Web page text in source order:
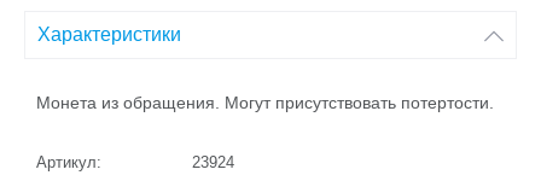
Характеристики
Монета из обращения. Могут присутствовать потертости.
Артикул: 23924